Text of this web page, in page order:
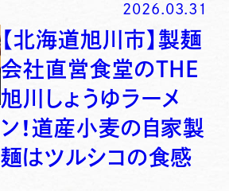
2026.03.31
【北海道旭川市】製麺
会社直営食堂のTHE
旭川しょうゆラーメ
ン！道産小麦の自家製
麺はツルシコの食感